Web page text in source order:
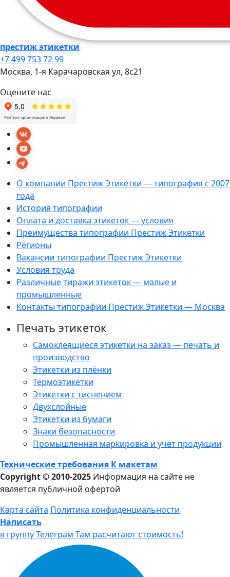
престиж этикетки
+7 499 753 72 99
Москва, 1-я Карачаровская ул, 8c21
Оцените нас
О компании Престиж Этикетки — типография с 2007
года
История типографии
Оплата и доставка этикеток — условия
Преимущества типографии Престиж Этикетки
Регионы
Вакансии типографии Престиж Этикетки
Условия труда
Различные тиражи этикеток — малые и
промышленные
Контакты типографии Престиж Этикетки — Москва
Печать этикеток
Самоклеящиеся этикетки на заказ — печать и
производство
Этикетки из плёнки
Термоэтикетки
Этикетки с тиснением
Двухслойные
Этикетки из бумаги
Знаки безопасности
Промышленная маркировка и учет продукции
Технические требования К макетам
Copyright © 2010-2025 Информация на сайте не
является публичной офертой
Карта сайта Политика конфиденциальности
Написать
в группу Телеграм Там расчитают стоимость!